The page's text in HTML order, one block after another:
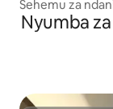
Sehemu za
Nyumba